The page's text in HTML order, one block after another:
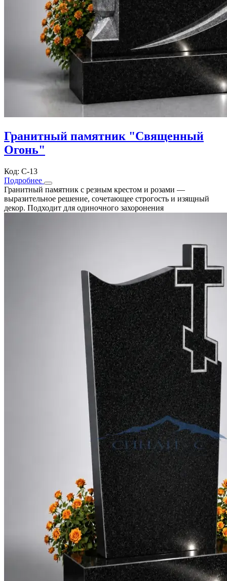
Гранитный памятник "Священный
Огонь"
Код: С-13
Подробнее
Гранитный памятник с резным крестом и розами —
выразительное решение, сочетающее строгость и изящный
декор. Подходит для одиночного захоронения